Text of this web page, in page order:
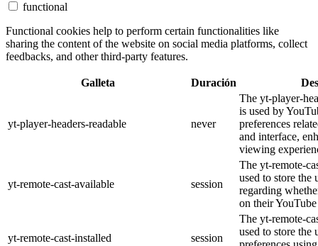
functional
Functional cookies help to perform certain functionalities like
sharing the content of the website on social media platforms, collect
feedbacks, and other third-party features.
Galleta Duración
yt-player-headers-readable never
The yt-player-
is used by
preferences
and interface,
viewing
yt-remote-cast-available session
The yt-remote-
used to store the
regarding
on their
yt-remote-cast-installed session
The yt-remote-
used to store the